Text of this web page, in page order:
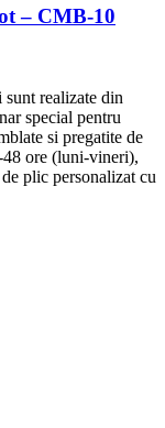
– CMB-10
realizate din
special pentru
si pregatite de
48 ore (luni-vineri),
plic personalizat cu